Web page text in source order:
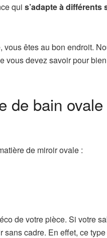
qui s’adapte à différents
êtes au bon endroit.
vous devez savoir pour bien
de bain ovale
de miroir ovale :
de votre pièce. Si votre
cadre. En effet, ce